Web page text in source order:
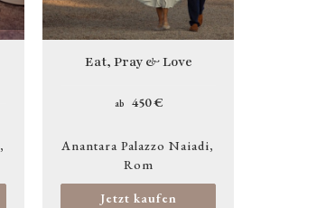
Eat, Pray & Love
ab 450 €
Anantara Palazzo Naiadi
Rom
Jetzt kaufen